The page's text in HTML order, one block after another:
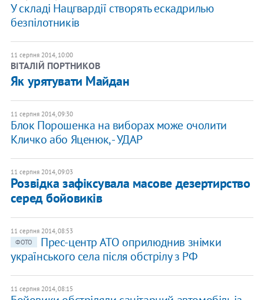
У складі Нацгвардії створять ескадрилью
безпілотників
11 серпня 2014, 10:00
ВІТАЛІЙ ПОРТНИКОВ
Як урятувати Майдан
11 серпня 2014, 09:30
Блок Порошенка на виборах може очолити
Кличко або Яценюк, - УДАР
11 серпня 2014, 09:03
Розвідка зафіксувала масове дезертирство
серед бойовиків
11 серпня 2014, 08:53
ФОТО
Прес-центр АТО оприлюднив знімки
українського села після обстрілу з РФ
11 серпня 2014, 08:15